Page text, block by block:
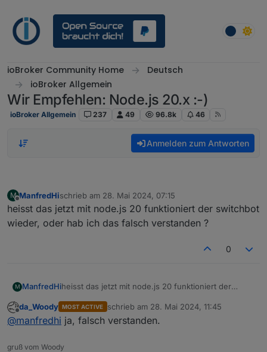
ioBroker Community Home
Deutsch
ioBroker Allgemein
Wir Empfehlen: Node.js 20.x :-)
ioBroker Allgemein 237 49 96.8k 46
Anmelden zum Antworten
M
Offline
ManfredHischrieb am 28. Mai 2024, 07:15
zuletzt editiert von
heisst das jetzt mit node.js 20 funktioniert der switchbot
wieder, oder hab ich das falsch verstanden ?
0
M ManfredHiheisst das jetzt mit node.js 20 funktioniert der
verstanden ?
Offline
da_Woody MOST ACTIVE schrieb am 28. Mai 2024, 11:45
zuletzt editiert von
@manfredhi ja, falsch verstanden.
gruß vom Woody